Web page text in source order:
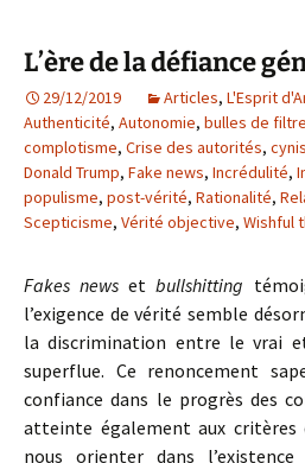
L’ère de la défiance
29/12/2019 Articles, L'Esprit
Authenticité, Autonomie, bulles de
complotisme, Crise des autorités,
Donald Trump, Fake news, Incrédulité,
populisme, post-vérité, Rationalité,
Scepticisme, Vérité objective, Wishful
Fakes news etbullshitting
l’exigence de vérité semble
la discrimination entre le vrai
superflue. Ce renoncement
confiance dans le progrès des
atteinte également aux
nous orienter dans